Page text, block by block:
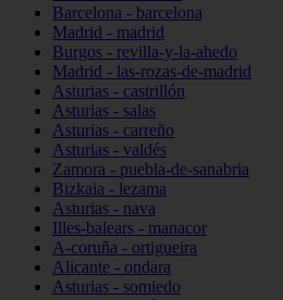
Barcelona - barcelona
Madrid - madrid
Burgos - revilla-y-la-ahedo
Madrid - las-rozas-de-madrid
Asturias - castrillón
Asturias - salas
Asturias - carreño
Asturias - valdés
Zamora - puebla-de-sanabria
Bizkaia - lezama
Asturias - nava
Illes-balears - manacor
A-coruña - ortigueira
Alicante - ondara
Asturias - somiedo